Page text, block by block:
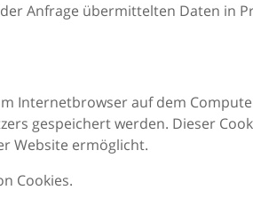
Anfrage übermittelten Daten in
Internetbrowser auf dem
gespeichert werden. Dieser
Website ermöglicht.
Cookies.